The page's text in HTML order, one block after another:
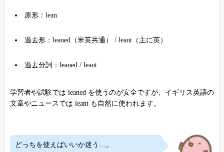
原形：lean
過去形：leaned（米英共通） / leant（主に英）
過去分詞：leaned / leant
学習者や試験では leaned を使うのが安全ですが、イギリス英語の
文章やニュースでは leant も自然に使われます。
どっちを使えばいいか迷う…。